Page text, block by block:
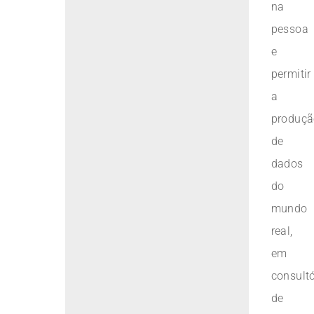
na
pessoa
e
permitir
a
de
dados
do
mundo
real,
em
de